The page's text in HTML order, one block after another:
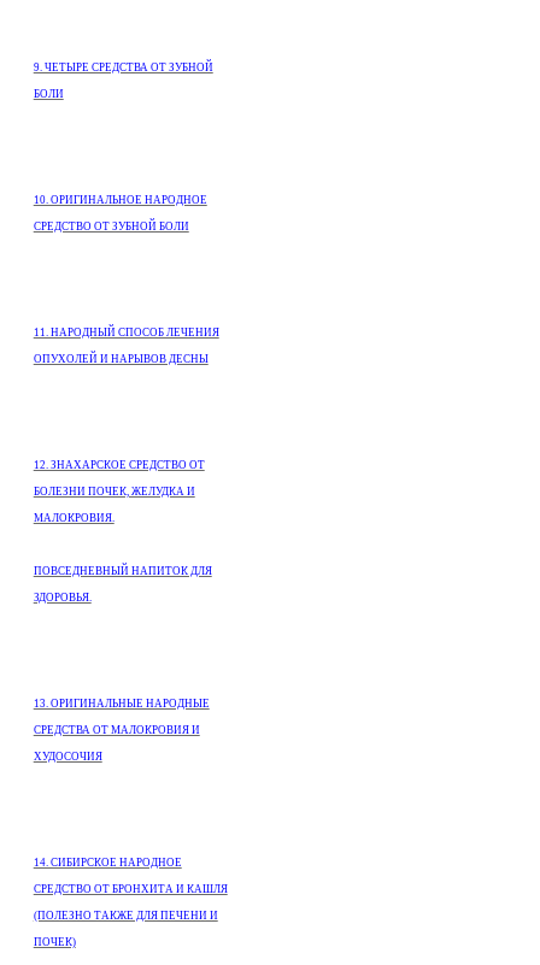
9. ЧЕТЫРЕ СРЕДСТВА ОТ ЗУБНОЙ
БОЛИ
10. ОРИГИНАЛЬНОЕ НАРОДНОЕ
СРЕДСТВО ОТ ЗУБНОЙ БОЛИ
11. НАРОДНЫЙ СПОСОБ ЛЕЧЕНИЯ
ОПУХОЛЕЙ И НАРЫВОВ ДЕСНЫ
12. ЗНАХАРСКОЕ СРЕДСТВО ОТ
БОЛЕЗНИ ПОЧЕК, ЖЕЛУДКА И
МАЛОКРОВИЯ.
ПОВСЕДНЕВНЫЙ НАПИТОК ДЛЯ
ЗДОРОВЬЯ.
13. ОРИГИНАЛЬНЫЕ НАРОДНЫЕ
СРЕДСТВА ОТ МАЛОКРОВИЯ И
ХУДОСОЧИЯ
14. СИБИРСКОЕ НАРОДНОЕ
СРЕДСТВО ОТ БРОНХИТА И КАШЛЯ
(ПОЛЕЗНО ТАКЖЕ ДЛЯ ПЕЧЕНИ И
ПОЧЕК)